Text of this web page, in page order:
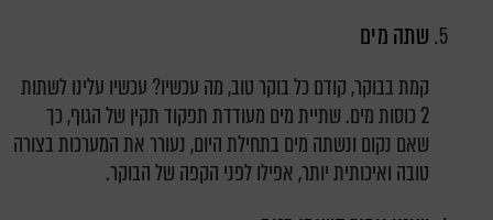
שתה מים
קמת בבוקר, קודם כל בוקר טוב, מה עכשיו? עכשיו עלינו לשתות
2 כוסות מים. שתיית מים מעודדת תפקוד תקין של הגוף, כך
שאם נקום ונשתה מים בתחילת היום, נעורר את המערכות בצורה
טובה ואיכותית יותר, אפילו לפני הקפה של הבוקר.